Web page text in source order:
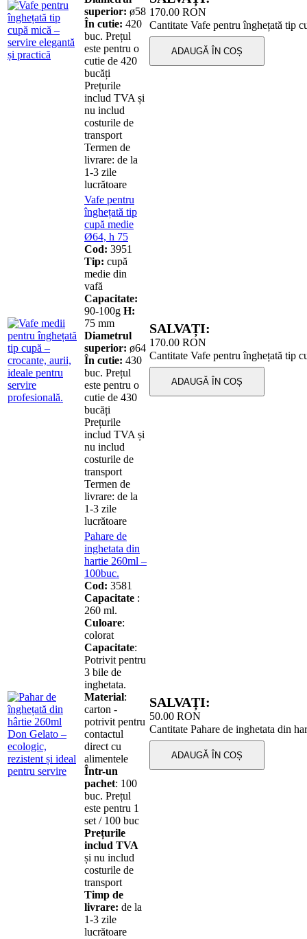
superior: ø58
În cutie: 420
buc. Prețul
este pentru o
cutie de 420
bucăți
Prețurile
includ TVA și
nu includ
costurile de
transport
Termen de
livrare: de la
1-3 zile
lucrătoare
170.00 RON
Cantitate Vafe pentru înghețată tip
ADAUGĂ ÎN COȘ
Vafe pentru
înghețată tip
cupă medie
Ø64, h 75
Cod: 3951
Tip: cupă
medie din
vafă
Capacitate:
90-100g H:
75 mm
Diametrul
superior: ø64
În cutie: 430
buc. Prețul
este pentru o
cutie de 430
bucăți
Prețurile
includ TVA și
nu includ
costurile de
transport
Termen de
livrare: de la
1-3 zile
lucrătoare
SALVAȚI:
170.00 RON
Cantitate Vafe pentru înghețată tip
ADAUGĂ ÎN COȘ
Pahare de
inghetata din
hartie 260ml –
100buc.
Cod: 3581
Capacitate :
260 ml.
Culoare:
colorat
Capacitate:
Potrivit pentru
3 bile de
inghetata.
Material:
carton -
potrivit pentru
contactul
direct cu
alimentele
Într-un
pachet: 100
buc. Prețul
este pentru 1
set / 100 buc
Prețurile
includ TVA
și nu includ
costurile de
transport
Timp de
livrare: de la
1-3 zile
lucrătoare
SALVAȚI:
50.00 RON
Cantitate Pahare de inghetata din
ADAUGĂ ÎN COȘ